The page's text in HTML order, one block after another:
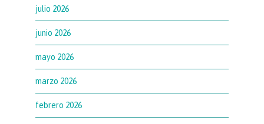
julio 2026
junio 2026
mayo 2026
marzo 2026
febrero 2026